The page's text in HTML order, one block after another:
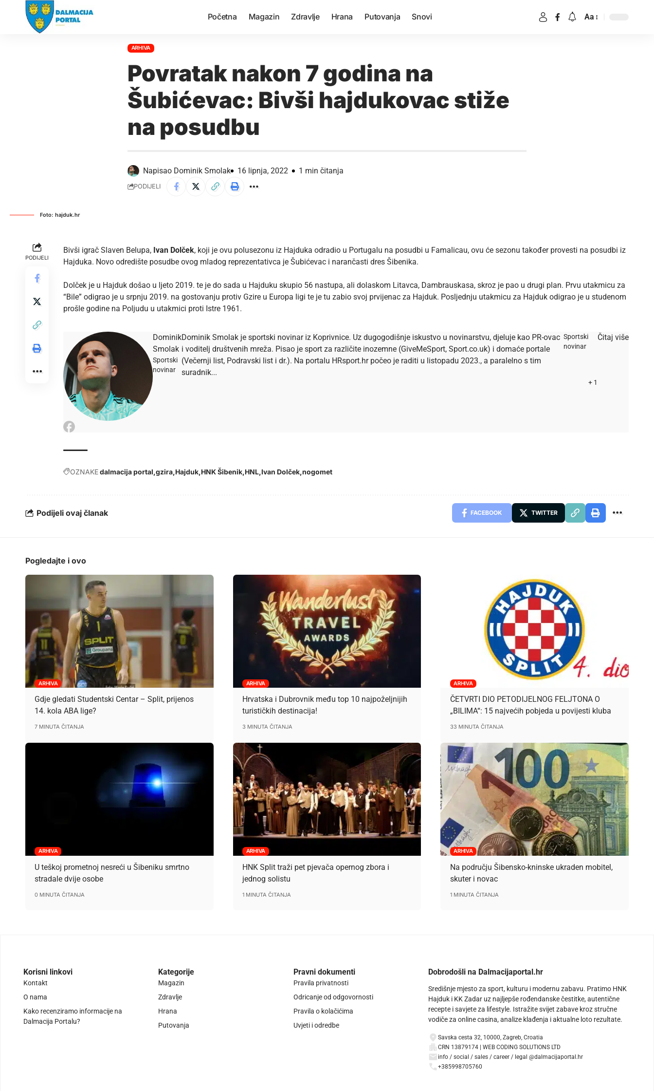
Početna Magazin Zdravlje Hrana Putovanja Snovi Aa
ARHIVA
Povratak nakon 7 godina na
Šubićevac: Bivši hajdukovac stiže
na posudbu
Napisao Dominik Smolak 16 lipnja, 2022 1 min čitanja
PODIJELI
Foto: hajduk.hr
PODIJELI
Bivši igrač Slaven Belupa, Ivan Dolček, koji je ovu polusezonu iz Hajduka odradio u Portugalu na posudbi u Famalicau, ovu će sezonu također provesti na posudbi iz
Hajduka. Novo odredište posudbe ovog mladog reprezentativca je Šubićevac i narančasti dres Šibenika.
Dolček je u Hajduk došao u ljeto 2019. te je do sada u Hajduku skupio 56 nastupa, ali dolaskom Litavca, Dambrauskasa, skroz je pao u drugi plan. Prvu utakmicu za
“Bile” odigrao je u srpnju 2019. na gostovanju protiv Gzire u Europa ligi te je tu zabio svoj prvijenac za Hajduk. Posljednju utakmicu za Hajduk odigrao je u studenom
prošle godine na Poljudu u utakmici proti Istre 1961.
Dominik
Smolak
Sportski
novinar
Dominik Smolak je sportski novinar iz Koprivnice. Uz dugogodišnje iskustvo u novinarstvu, djeluje kao PR-ovac
i voditelj društvenih mreža. Pisao je sport za različite inozemne (GiveMeSport, Sport.co.uk) i domaće portale
(Večernji list, Podravski list i dr.). Na portalu HRsport.hr počeo je raditi u listopadu 2023., a paralelno s tim
suradnik...
Sportski
novinar
+ 1
Čitaj više
OZNAKEdalmacija portal gzira Hajduk HNK Šibenik HNL Ivan Dolček nogomet
Podijeli ovaj članak FACEBOOK TWITTER
Pogledajte i ovo
ARHIVA
Gdje gledati Studentski Centar – Split, prijenos
14. kola ABA lige?
7 MINUTA ČITANJA
ARHIVA
Hrvatska i Dubrovnik među top 10 najpoželjnijih
turističkih destinacija!
3 MINUTA ČITANJA
ARHIVA
ČETVRTI DIO PETODIJELNOG FELJTONA O
„BILIMA“: 15 najvećih pobjeda u povijesti kluba
33 MINUTA ČITANJA
ARHIVA
U teškoj prometnoj nesreći u Šibeniku smrtno
stradale dvije osobe
0 MINUTA ČITANJA
ARHIVA
HNK Split traži pet pjevača opernog zbora i
jednog solistu
1 MINUTA ČITANJA
ARHIVA
Na području Šibensko-kninske ukraden mobitel,
skuter i novac
1 MINUTA ČITANJA
Korisni linkovi
Kontakt
O nama
Kako recenziramo informacije na
Dalmacija Portalu?
Kategorije
Magazin
Zdravlje
Hrana
Putovanja
Pravni dokumenti
Pravila privatnosti
Odricanje od odgovornosti
Pravila o kolačićima
Uvjeti i odredbe
Dobrodošli na Dalmacijaportal.hr
Središnje mjesto za sport, kulturu i modernu zabavu. Pratimo HNK
Hajduk i KK Zadar uz najljepše rođendanske čestitke, autentične
recepte i savjete za lifestyle. Istražite svijet zabave kroz stručne
vodiče za online casina, analize klađenja i aktualne loto rezultate.
Savska cesta 32, 10000, Zagreb, Croatia
CRN 13879174 | WEB CODING SOLUTIONS LTD
info / social / sales / career / legal @dalmacijaportal.hr
+385998705760